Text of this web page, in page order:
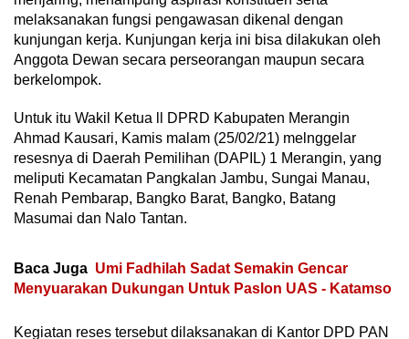
melaksanakan fungsi pengawasan dikenal dengan
kunjungan kerja. Kunjungan kerja ini bisa dilakukan oleh
Anggota Dewan secara perseorangan maupun secara
berkelompok.
Untuk itu Wakil Ketua ll DPRD Kabupaten Merangin
Ahmad Kausari, Kamis malam (25/02/21) melnggelar
resesnya di Daerah Pemilihan (DAPIL) 1 Merangin, yang
meliputi Kecamatan Pangkalan Jambu, Sungai Manau,
Renah Pembarap, Bangko Barat, Bangko, Batang
Masumai dan Nalo Tantan.
Baca Juga Umi Fadhilah Sadat Semakin Gencar
Menyuarakan Dukungan Untuk Paslon UAS - Katamso
Kegiatan reses tersebut dilaksanakan di Kantor DPD PAN